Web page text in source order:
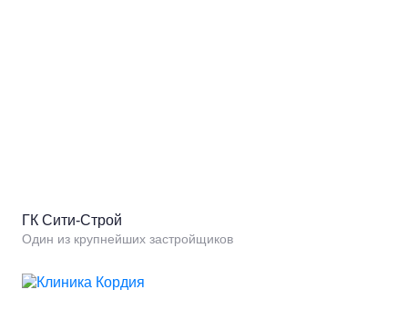
ГК Сити-Строй
Один из крупнейших застройщиков